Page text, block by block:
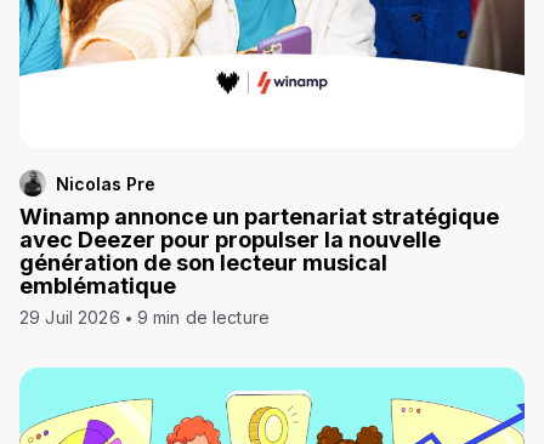
Nicolas Pre
Winamp annonce un partenariat stratégique
avec Deezer pour propulser la nouvelle
génération de son lecteur musical
emblématique
29 Juil 2026 9 min de lecture